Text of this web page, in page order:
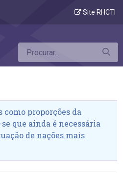
Site RHCTI
proporções da
que ainda é necessária
de nações mais